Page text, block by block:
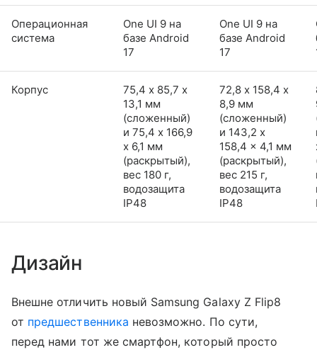
Операционная
система
One UI 9 на
базе Android
17
One UI 9 на
базе Android
17
Корпус
75,4 х 85,7 х
13,1 мм
(сложенный)
и 75,4 x 166,9
x 6,1 мм
(раскрытый),
вес 180 г,
водозащита
IP48
72,8 х 158,4 х
8,9 мм
(сложенный)
и 143,2 x
158,4 x 4,1 мм
(раскрытый),
вес 215 г,
водозащита
IP48
Дизайн
Внешне отличить новый Samsung Galaxy Z Flip8
от предшественника невозможно. По сути,
перед нами тот же смартфон, который просто